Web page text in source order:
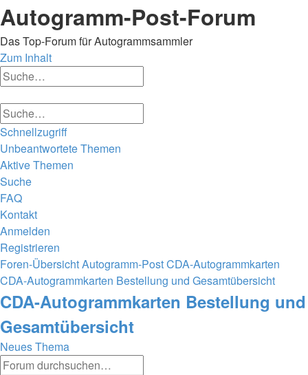
Autogramm-Post-Forum
Das Top-Forum für Autogrammsammler
Zum Inhalt
Schnellzugriff
Unbeantwortete Themen
Aktive Themen
Suche
FAQ
Kontakt
Anmelden
Registrieren
Foren-ÜbersichtAutogramm-PostCDA-Autogrammkarten
CDA-Autogrammkarten Bestellung und Gesamtübersicht
Suche
CDA-Autogrammkarten Bestellung und
Gesamtübersicht
Neues Thema